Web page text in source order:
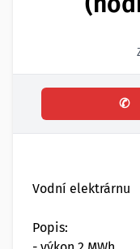
✆
Vodní elektrárnu
Popis: